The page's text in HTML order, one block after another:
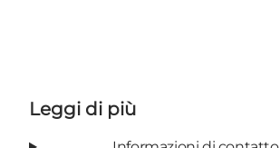
Leggi di più